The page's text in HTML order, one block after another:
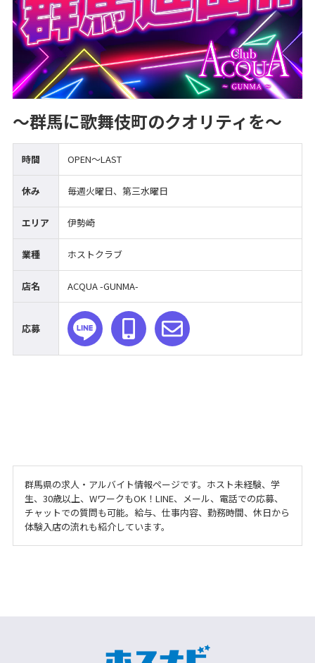
～群馬に歌舞伎町のクオリティを～
時間 OPEN～LAST
休み 毎週火曜日、第三水曜日
エリア 伊勢崎
業種 ホストクラブ
店名 ACQUA -GUNMA-
応募
群馬県の求人・アルバイト情報ページです。ホスト未経験、学
生、30歳以上、WワークもOK！LINE、メール、電話での応募、
チャットでの質問も可能。給与、仕事内容、勤務時間、休日から
体験入店の流れも紹介しています。